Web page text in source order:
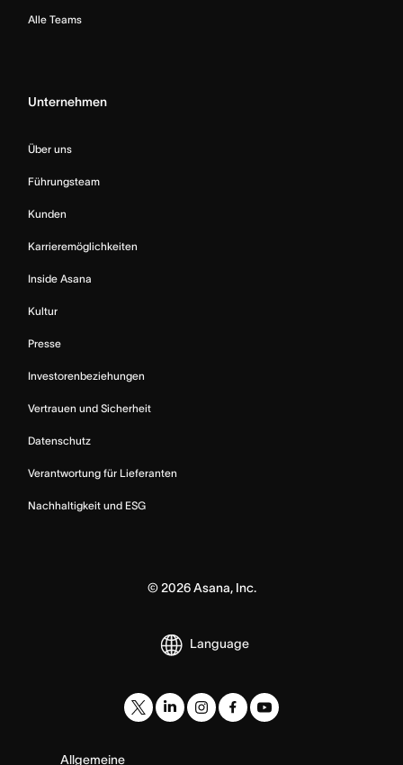
Alle Teams
Unternehmen
Über uns
Führungsteam
Kunden
Karrieremöglichkeiten
Inside Asana
Kultur
Presse
Investorenbeziehungen
Vertrauen und Sicherheit
Datenschutz
Verantwortung für Lieferanten
Nachhaltigkeit und ESG
© 2026Asana, Inc.
Language
Allgemeine